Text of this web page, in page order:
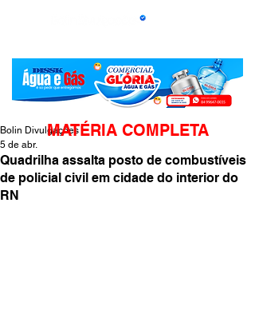
Quadrilha assalta posto de combustíveis
de policial civil em cidade do interior do
RN
Bolin Divulgações
5 de abr.
MATÉRIA COMPLETA